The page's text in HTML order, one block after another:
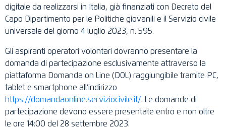
digitale da realizzarsi in Italia, già finanziati con Decreto del
Capo Dipartimento per le Politiche giovanili e il Servizio civile
universale del giorno 4 luglio 2023, n. 595.
Gli aspiranti operatori volontari dovranno presentare la
domanda di partecipazione esclusivamente attraverso la
piattaforma Domanda on Line (DOL) raggiungibile tramite PC,
tablet e smartphone all’indirizzo
https://domandaonline.serviziocivile.it/. Le domande di
partecipazione devono essere presentate entro e non oltre
le ore 14:00 del 28 settembre 2023.